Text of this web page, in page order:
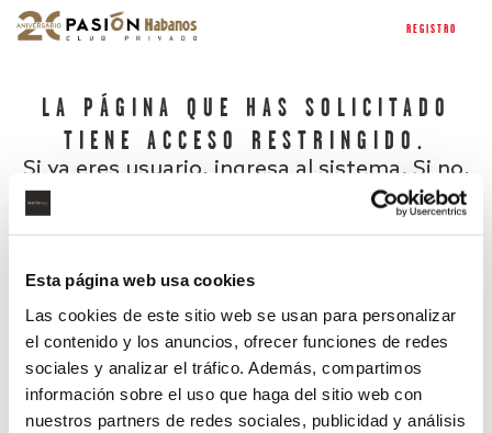
Esta página web usa cookies
Las cookies de este sitio web se usan para personalizar
el contenido y los anuncios, ofrecer funciones de redes
sociales y analizar el tráfico. Además, compartimos
información sobre el uso que haga del sitio web con
nuestros partners de redes sociales, publicidad y análisis
REGISTRO
LA PÁGINA QUE HAS SOLICITADO
TIENE ACCESO RESTRINGIDO.
Si ya eres usuario, ingresa al sistema. Si no,
¿Has olvidado tu contraseña?